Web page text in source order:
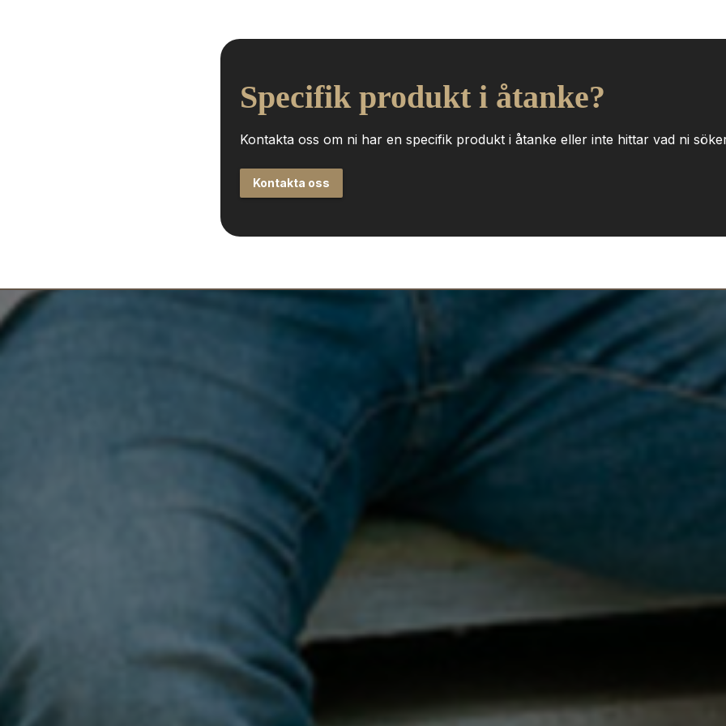
Specifik produkt i åtanke?
Kontakta oss om ni har en specifik produkt i åtanke eller inte hittar vad ni
Kontakta oss